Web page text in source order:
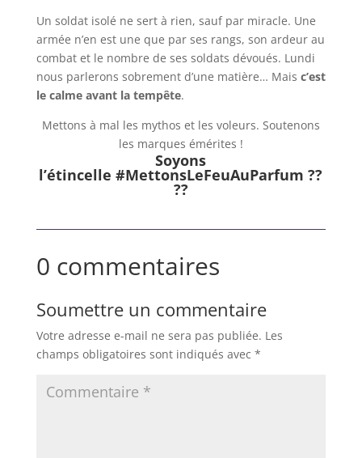
Un soldat isolé ne sert à rien, sauf par miracle. Une
armée n’en est une que par ses rangs, son ardeur au
combat et le nombre de ses soldats dévoués. Lundi
nous parlerons sobrement d’une matière… Mais c’est
le calme avant la tempête.
Mettons à mal les mythos et les voleurs. Soutenons
les marques émérites !
Soyons
l’étincelle #MettonsLeFeuAuParfum ??
??
0 commentaires
Soumettre un commentaire
Votre adresse e-mail ne sera pas publiée. Les
champs obligatoires sont indiqués avec *